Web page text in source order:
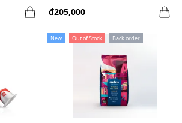
Capsules x 57g
₫205,000
New Out of Stock Back order